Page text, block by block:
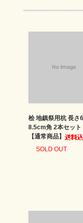
桧 地鎮祭用杭 長さ
8.5cm角 2本セッ
【通常商品】
SOLD OUT